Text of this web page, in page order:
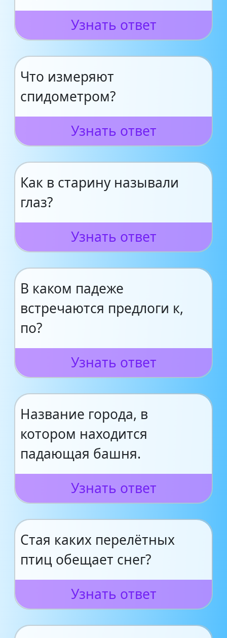
Узнать ответ
Что измеряют
спидометром?
Узнать ответ
Как в старину называли
глаз?
Узнать ответ
В каком падеже
встречаются предлоги к,
по?
Узнать ответ
Название города, в
котором находится
падающая башня.
Узнать ответ
Стая каких перелётных
птиц обещает снег?
Узнать ответ